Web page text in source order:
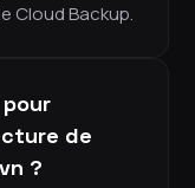
Cloud Backup.
de
?